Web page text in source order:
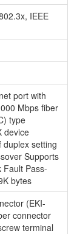
IEEE
port with
Mbps fiber
type
device
duplex setting
Supports
Fault Pass-
bytes
(EKI-
connector
terminal